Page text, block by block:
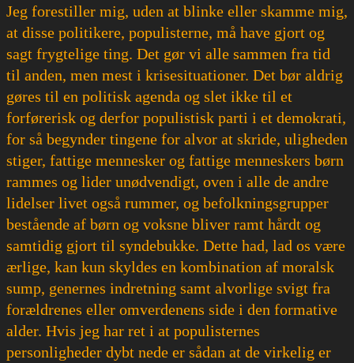
Jeg forestiller mig, uden at blinke eller skamme mig,
at disse politikere, populisterne, må have gjort og
sagt frygtelige ting. Det gør vi alle sammen fra tid
til anden, men mest i krisesituationer. Det bør aldrig
gøres til en politisk agenda og slet ikke til et
forførerisk og derfor populistisk parti i et demokrati,
for så begynder tingene for alvor at skride, uligheden
stiger, fattige mennesker og fattige menneskers børn
rammes og lider unødvendigt, oven i alle de andre
lidelser livet også rummer, og befolkningsgrupper
bestående af børn og voksne bliver ramt hårdt og
samtidig gjort til syndebukke. Dette had, lad os være
ærlige, kan kun skyldes en kombination af moralsk
sump, genernes indretning samt alvorlige svigt fra
forældrenes eller omverdenens side i den formative
alder. Hvis jeg har ret i at populisternes
personligheder dybt nede er sådan at de virkelig er